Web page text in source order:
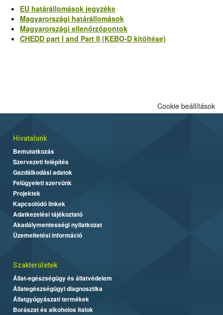
EU határállomások jegyzéke
Magyarországi határállomások
Magyarországi ellenőrzőpontok
CHEDD part I and Part II (KEBO-D kitöltése)
Cookie beállítások
Hivatalunk
Bemutatkozás
Szervezeti felépítés
Gazdálkodási adatok
Felügyeleti szervünk
Projektek
Kapcsolódó linkek
Adatkezelési tájékoztató
Akadálymentességi nyilatkozat
Üzemeltetési információ
Szakterületek
Állat-egészségügy és állatvédelem
Állategészségügyi diagnosztika
Állatgyógyászati termékek
Borászat és alkoholos italok